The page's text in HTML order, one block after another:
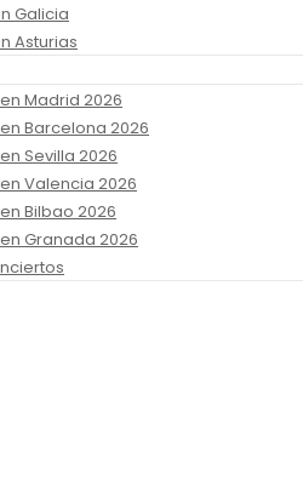
Galicia
Asturias
Madrid 2026
Barcelona 2026
Sevilla 2026
Valencia 2026
Bilbao 2026
Granada 2026